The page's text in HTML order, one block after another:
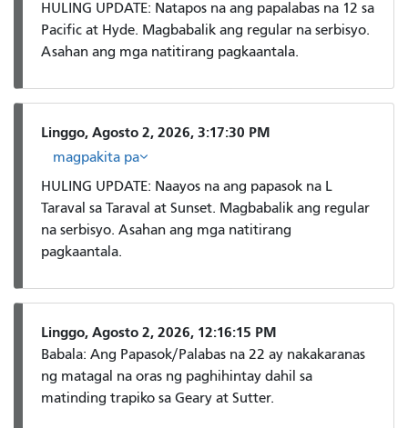
HULING UPDATE: Natapos na ang papalabas na 12 sa
Pacific at Hyde. Magbabalik ang regular na serbisyo.
Asahan ang mga natitirang pagkaantala.
Linggo, Agosto 2, 2026, 3:17:30 PM
magpakita pa
HULING UPDATE: Naayos na ang papasok na L
Taraval sa Taraval at Sunset. Magbabalik ang regular
na serbisyo. Asahan ang mga natitirang
pagkaantala.
Linggo, Agosto 2, 2026, 12:16:15 PM
Babala: Ang Papasok/Palabas na 22 ay nakakaranas
ng matagal na oras ng paghihintay dahil sa
matinding trapiko sa Geary at Sutter.